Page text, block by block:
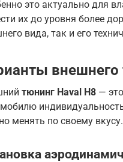
это актуально для
их до уровня более
вида, так и его
внешнего
тюнинг Haval H8 —
менять по своему вкусу.